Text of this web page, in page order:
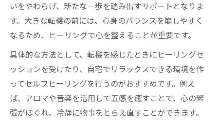
いをやわらげ、新たな一歩を踏み出すサポートとなりま
す。大きな転機の前には、心身のバランスを崩しやすく
なるため、ヒーリングで心を整えることが重要です。
具体的な方法として、転機を感じたときにヒーリングセ
ッションを受けたり、自宅でリラックスできる環境を作
ってセルフヒーリングを行うのがおすすめです。例え
ば、アロマや音楽を活用して五感を癒すことで、心の緊
張がほぐれ、冷静に物事をとらえ直すことができます。